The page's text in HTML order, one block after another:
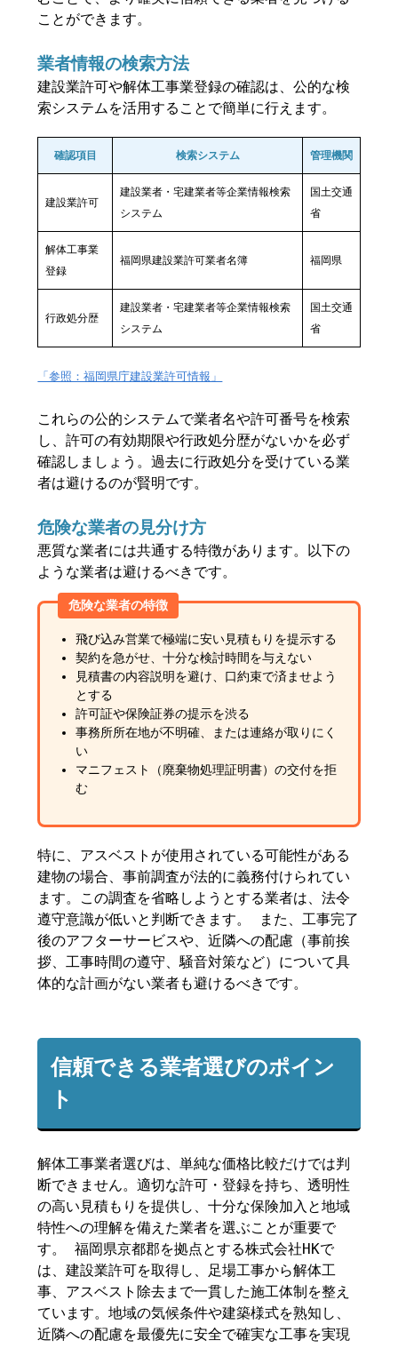
ことができます。
業者情報の検索方法
建設業許可や解体工事業登録の確認は、公的な検
索システムを活用することで簡単に行えます。
確認項目 検索システム 管理機関
建設業許可
建設業者・宅建業者等企業情報検索
システム
国土交通
省
解体工事業
登録
福岡県建設業許可業者名簿 福岡県
行政処分歴
建設業者・宅建業者等企業情報検索
システム
国土交通
省
「参照：福岡県庁建設業許可情報」
これらの公的システムで業者名や許可番号を検索
し、許可の有効期限や行政処分歴がないかを必ず
確認しましょう。過去に行政処分を受けている業
者は避けるのが賢明です。
危険な業者の見分け方
悪質な業者には共通する特徴があります。以下の
ような業者は避けるべきです。
危険な業者の特徴
飛び込み営業で極端に安い見積もりを提示する
契約を急がせ、十分な検討時間を与えない
見積書の内容説明を避け、口約束で済ませよう
とする
許可証や保険証券の提示を渋る
事務所所在地が不明確、または連絡が取りにく
い
マニフェスト（廃棄物処理証明書）の交付を拒
む
特に、アスベストが使用されている可能性がある
建物の場合、事前調査が法的に義務付けられてい
ます。この調査を省略しようとする業者は、法令
遵守意識が低いと判断できます。 また、工事完了
後のアフターサービスや、近隣への配慮（事前挨
拶、工事時間の遵守、騒音対策など）について具
体的な計画がない業者も避けるべきです。
信頼できる業者選びのポイン
ト
解体工事業者選びは、単純な価格比較だけでは判
断できません。適切な許可・登録を持ち、透明性
の高い見積もりを提供し、十分な保険加入と地域
特性への理解を備えた業者を選ぶことが重要で
す。 福岡県京都郡を拠点とする株式会社HKで
は、建設業許可を取得し、足場工事から解体工
事、アスベスト除去まで一貫した施工体制を整え
ています。地域の気候条件や建築様式を熟知し、
近隣への配慮を最優先に安全で確実な工事を実現